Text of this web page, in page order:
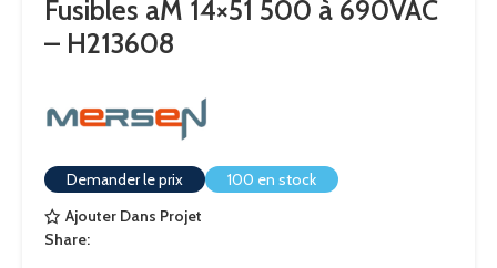
Fusibles aM 14×51 500 à 690VAC
– H213608
Demander le prix
100 en stock
Ajouter Dans Projet
Share: